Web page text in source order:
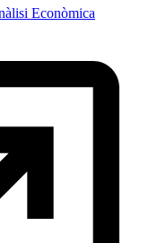
Econòmica